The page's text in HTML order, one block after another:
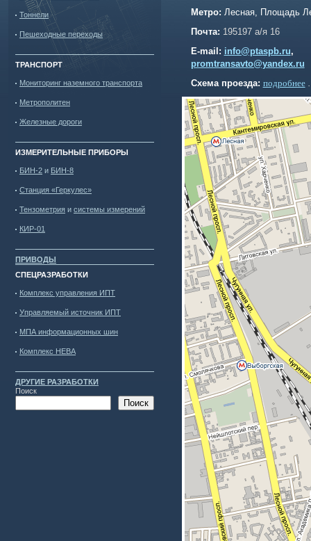
Тоннели
Пешеходные переходы
ТРАНСПОРТ
Мониторинг наземного транспорта
Метрополитен
Железные дороги
ИЗМЕРИТЕЛЬНЫЕ ПРИБОРЫ
БИН-2 и БИН-8
Станция «Геркулес»
Тензометрия и системы измерений
КИР-01
ПРИВОДЫ
СПЕЦРАЗРАБОТКИ
Комплекс управления ИПТ
Управляемый источник ИПТ
МПА информационных шин
Комплекс НЕВА
ДРУГИЕ РАЗРАБОТКИ
Поиск
Поиск
Метро: Лесная, Площадь
Почта: 195197 а/я 16
E-mail: info@ptaspb.ru,
promtransavto@yandex.ru
Схема проезда: подробнее